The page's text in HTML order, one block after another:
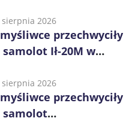
sierpnia 2026
przechwyciły
Ił-20M w
sierpnia 2026
przechwyciły
samolot